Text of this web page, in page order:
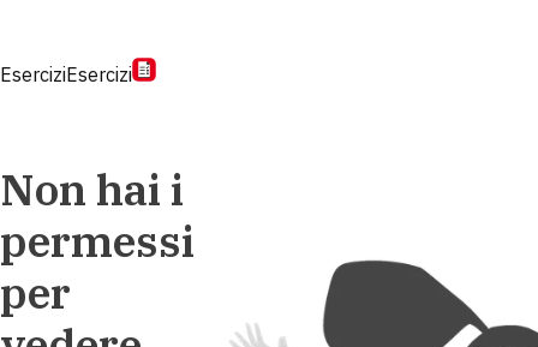
EserciziEsercizi
Non hai i
permessi
per